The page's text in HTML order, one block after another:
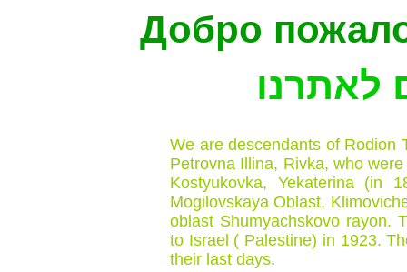
Добро
לאתרנו
We are descendants of Rodion
Petrovna Illina, Rivka, who
Kostyukovka, Yekaterina (in
Mogilovskaya Oblast,
oblast Shumyachskovo rayon.
to Israel ( Palestine) in 1923.
their last days.